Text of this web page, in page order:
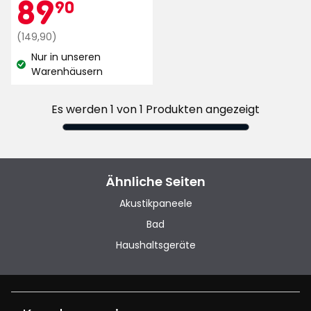
5
Sternen,
basierend
auf
Aktionspreis
8990
€
Regulärer
Preis
149,90
(149,90)
Lagerbestand:
Nur in unseren
Warenhäusern
Es werden 1 von 1 Produkten angezeigt
Ähnliche Seiten
Akustikpaneele
Bad
Haushaltsgeräte